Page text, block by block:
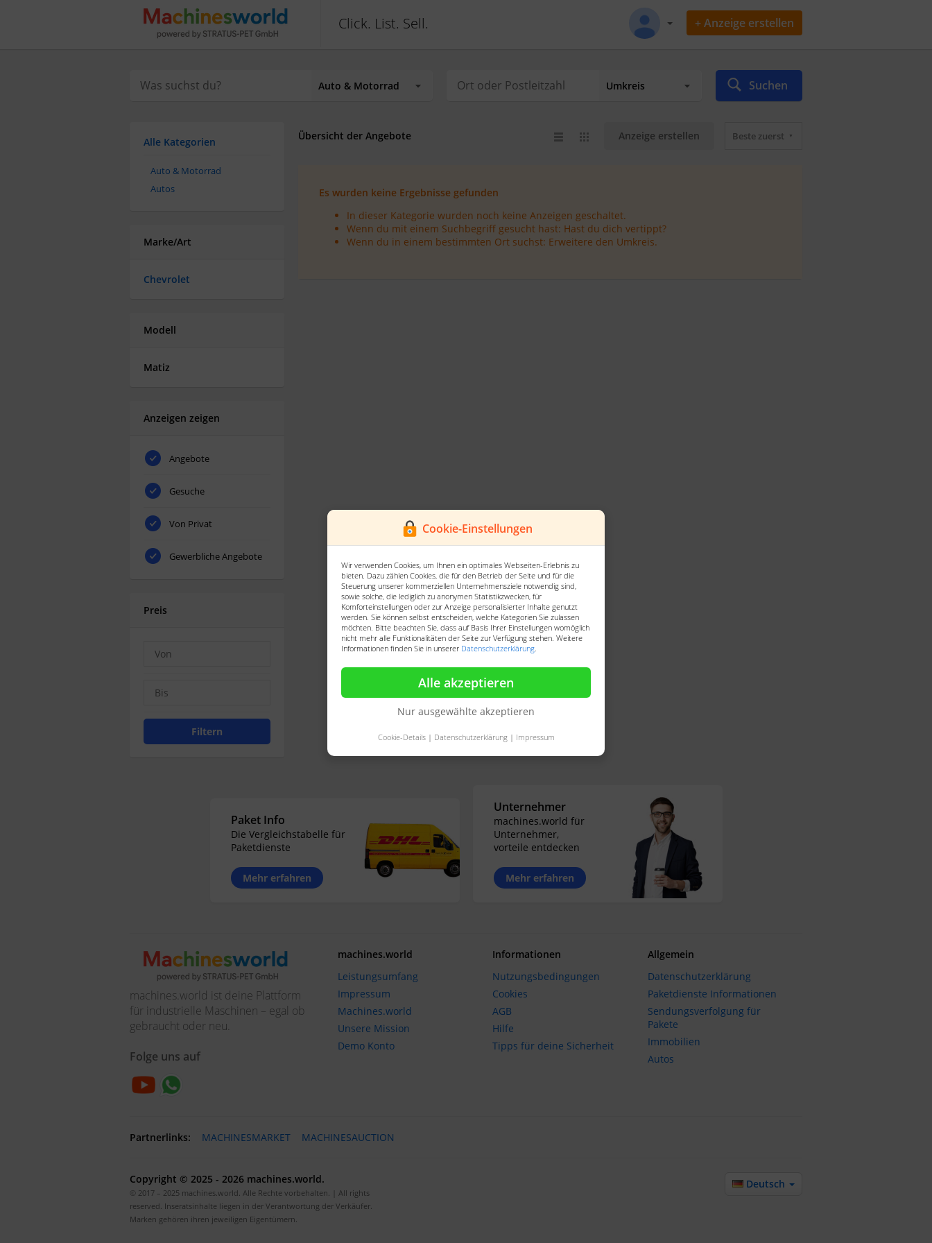
Cookie-Einstellungen
Wir verwenden Cookies, um Ihnen ein optimales Webseiten-Erlebnis zu
bieten. Dazu zählen Cookies, die für den Betrieb der Seite und für die
Steuerung unserer kommerziellen Unternehmensziele notwendig sind,
sowie solche, die lediglich zu anonymen Statistikzwecken, für
Komforteinstellungen oder zur Anzeige personalisierter Inhalte genutzt
werden. Sie können selbst entscheiden, welche Kategorien Sie zulassen
möchten. Bitte beachten Sie, dass auf Basis Ihrer Einstellungen womöglich
nicht mehr alle Funktionalitäten der Seite zur Verfügung stehen. Weitere
Informationen finden Sie in unserer Datenschutzerklärung
Alle akzeptieren
Nur ausgewählte akzeptieren
Cookie-Details| Datenschutzerklärung| Impressum
Click. List. Sell. + Anzeige erstellen
Suchen
Alle Kategorien
Auto & Motorrad
Autos
Marke/Art
Chevrolet
Modell
Matiz
Anzeigen zeigen
Angebote
Gesuche
Von Privat
Gewerbliche Angebote
Preis
Filtern
Übersicht der Angebote Beste zuerst
Anzeige erstellen
Es wurden keine Ergebnisse gefunden
In dieser Kategorie wurden noch keine Anzeigen geschaltet.
Wenn du mit einem Suchbegriff gesucht hast: Hast du dich vertippt?
Wenn du in einem bestimmten Ort suchst: Erweitere den Umkreis.
Paket Info
Die Vergleichstabelle für
Paketdienste
Mehr erfahren
Unternehmer
machines.world für
Unternehmer,
vorteile entdecken
Mehr erfahren
machines.world ist deine Plattform
für industrielle Maschinen – egal ob
gebraucht oder neu.
Folge uns auf
machines.world
Leistungsumfang
Impressum
Machines.world
Unsere Mission
Demo Konto
Informationen
Nutzungsbedingungen
Cookies
AGB
Hilfe
Tipps für deine Sicherheit
Allgemein
Datenschutzerklärung
Paketdienste Informationen
Sendungsverfolgung für
Pakete
Immobilien
Autos
Partnerlinks: MACHINESMARKET MACHINESAUCTION
Copyright © 2025 - 2026 machines.world.
© 2017 – 2025 machines.world. Alle Rechte vorbehalten. | All rights
reserved. Inseratsinhalte liegen in der Verantwortung der Verkäufer.
Marken gehören ihren jeweiligen Eigentümern.
Deutsch